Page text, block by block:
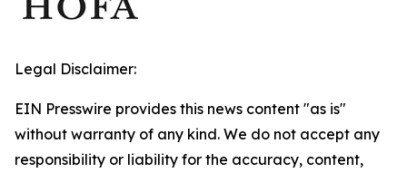
Legal Disclaimer:
EIN Presswire provides this news content "as is"
without warranty of any kind. We do not accept any
responsibility or liability for the accuracy, content,